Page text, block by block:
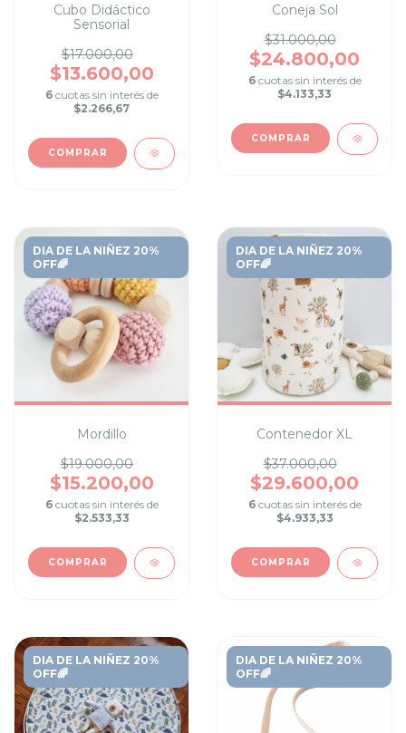
Cubo Didáctico
Sensorial
$17.000,00
$13.600,00
6 cuotas sin interés de
$2.266,67
COMPRAR
Coneja Sol
$31.000,00
$24.800,00
6 cuotas sin interés de
$4.133,33
COMPRAR
DIA DE LA NIÑEZ 20%
OFF🌈
Mordillo
$19.000,00
$15.200,00
6 cuotas sin interés de
$2.533,33
COMPRAR
DIA DE LA NIÑEZ 20%
OFF🌈
Contenedor XL
$37.000,00
$29.600,00
6 cuotas sin interés de
$4.933,33
COMPRAR
DIA DE LA NIÑEZ 20%
OFF🌈
DIA DE LA NIÑEZ 20%
OFF🌈